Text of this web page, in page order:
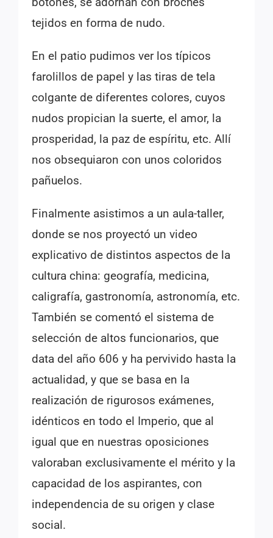
tejidos en forma de nudo.
En el patio pudimos ver los típicos
farolillos de papel y las tiras de tela
colgante de diferentes colores, cuyos
nudos propician la suerte, el amor, la
prosperidad, la paz de espíritu, etc. Allí
nos obsequiaron con unos coloridos
pañuelos.
Finalmente asistimos a un aula-taller,
donde se nos proyectó un video
explicativo de distintos aspectos de la
cultura china: geografía, medicina,
caligrafía, gastronomía, astronomía, etc.
También se comentó el sistema de
selección de altos funcionarios, que
data del año 606 y ha pervivido hasta la
actualidad, y que se basa en la
realización de rigurosos exámenes,
idénticos en todo el Imperio, que al
igual que en nuestras oposiciones
valoraban exclusivamente el mérito y la
capacidad de los aspirantes, con
independencia de su origen y clase
social.